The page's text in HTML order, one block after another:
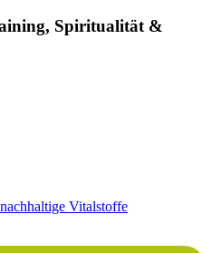
Spiritualität &
Vitalstoffe